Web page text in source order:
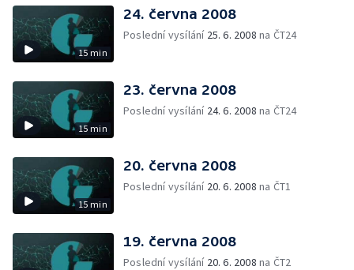
15 min
24. června 2008
Poslední vysílání 25. 6. 2008 na ČT24
15 min
23. června 2008
Poslední vysílání 24. 6. 2008 na ČT24
15 min
20. června 2008
Poslední vysílání 20. 6. 2008 na ČT1
19. června 2008
Poslední vysílání 20. 6. 2008 na ČT2